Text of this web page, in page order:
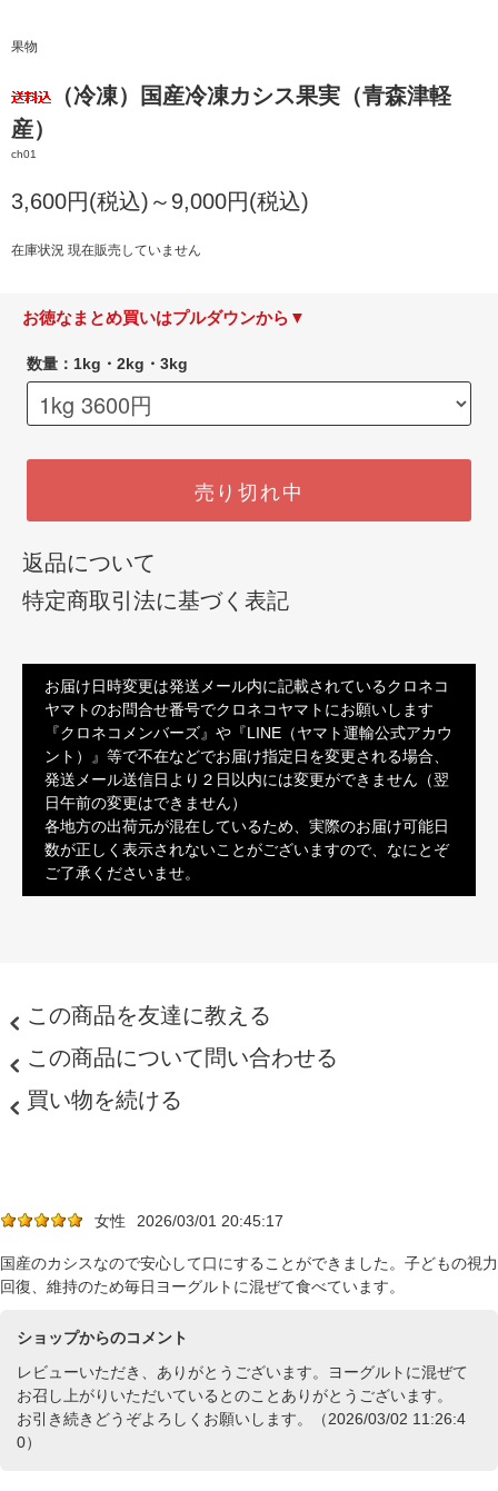
果物
（冷凍）国産冷凍カシス果実（青森津軽
産）
ch01
3,600円(税込)～9,000円(税込)
在庫状況 現在販売していません
お徳なまとめ買いはプルダウンから▼
数量：1kg・2kg・3kg
売り切れ中
返品について
特定商取引法に基づく表記
お届け日時変更は発送メール内に記載されているクロネコ
ヤマトのお問合せ番号でクロネコヤマトにお願いします
『クロネコメンバーズ』や『LINE（ヤマト運輸公式アカウ
ント）』等で不在などでお届け指定日を変更される場合、
発送メール送信日より２日以内には変更ができません（翌
日午前の変更はできません）
各地方の出荷元が混在しているため、実際のお届け可能日
数が正しく表示されないことがございますので、なにとぞ
ご了承くださいませ。
この商品を友達に教える
この商品について問い合わせる
買い物を続ける
女性 2026/03/01 20:45:17
国産のカシスなので安心して口にすることができました。子どもの視力
回復、維持のため毎日ヨーグルトに混ぜて食べています。
ショップからのコメント
レビューいただき、ありがとうございます。ヨーグルトに混ぜて
お召し上がりいただいているとのことありがとうございます。
お引き続きどうぞよろしくお願いします。（2026/03/02 11:26:4
0）